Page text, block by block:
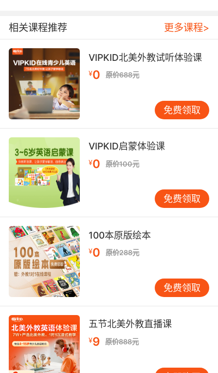
来 弄得到处都是
6. Leo is art, reads books, recites sonnets,
can hunt with the best, enjoys fine wines and
offal, and has a pretty big cock.
利奥很聪明 会读书 背十四行诗 能比肩最棒的猎
手 喜欢美酒佳肴 而且家伙巨大
相关课程推荐 更多课程>
VIPKID北美外教试听体验课
¥0 原价688元
免费领取
VIPKID启蒙体验课
¥0 原价100元
免费领取
100本原版绘本
¥0 原价288元
免费领取
五节北美外教直播课
¥9 原价888元